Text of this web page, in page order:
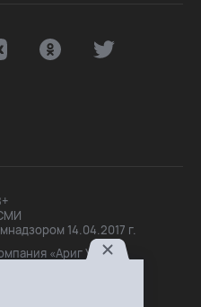
14.04.2017 г.
«Ариг Ус»,
О.Б.